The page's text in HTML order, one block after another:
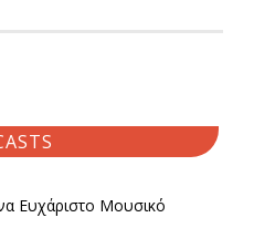
Ευχάριστο Μουσικό